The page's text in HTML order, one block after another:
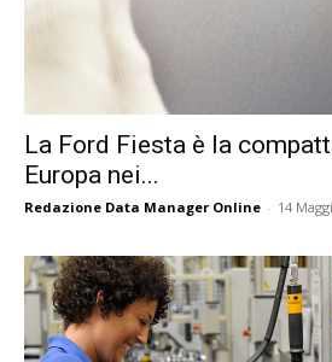
La Ford Fiesta è la
Europa nei...
Redazione Data Manager Online - 14